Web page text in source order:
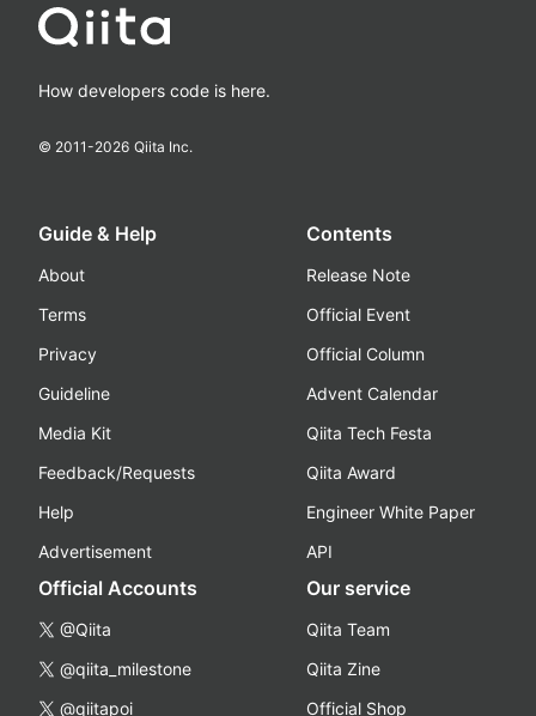
How developers code is here.
© 2011-2026 Qiita Inc.
Guide & Help
About
Terms
Privacy
Guideline
Media Kit
Feedback/Requests
Help
Advertisement
Contents
Release Note
Official Event
Official Column
Advent Calendar
Qiita Tech Festa
Qiita Award
Engineer White Paper
API
Official Accounts
@Qiita
@qiita_milestone
@qiitapoi
Our service
Qiita Team
Qiita Zine
Official Shop